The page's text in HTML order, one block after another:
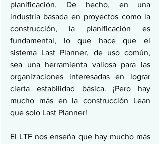
planificación. De hecho, en una
industria basada en proyectos como la
construcción, la planificación es
fundamental, lo que hace que el
sistema Last Planner, de uso común,
sea una herramienta valiosa para las
organizaciones interesadas en lograr
cierta estabilidad básica. ¡Pero hay
mucho más en la construcción Lean
que solo Last Planner!
El LTF nos enseña que hay mucho más